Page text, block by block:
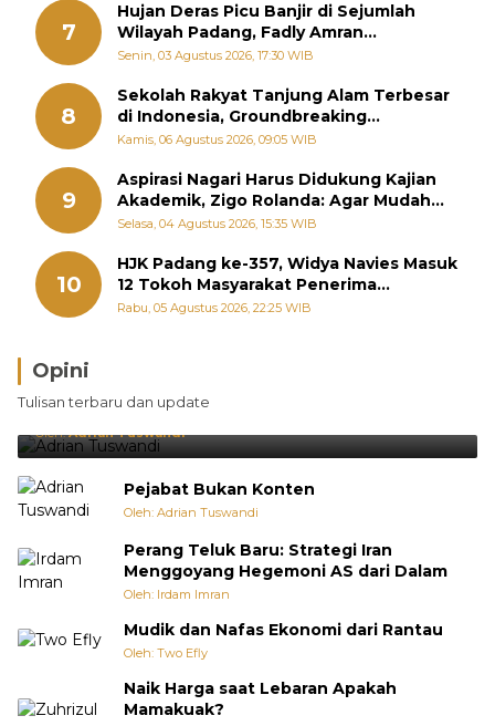
7
Hujan Deras Picu Banjir di Sejumlah
Wilayah Padang, Fadly Amran
Perintahkan OPD Siaga
Senin, 03 Agustus 2026, 17:30 WIB
8
Sekolah Rakyat Tanjung Alam Terbesar
di Indonesia, Groundbreaking
September
Kamis, 06 Agustus 2026, 09:05 WIB
9
Aspirasi Nagari Harus Didukung Kajian
Akademik, Zigo Rolanda: Agar Mudah
Diperjuangkan di Kementerian
Selasa, 04 Agustus 2026, 15:35 WIB
10
HJK Padang ke-357, Widya Navies Masuk
12 Tokoh Masyarakat Penerima
Penghargaan Pemko Padang
Rabu, 05 Agustus 2026, 22:25 WIB
Opini
Tulisan terbaru dan update
Brasil Lebih Diunggulkan, tetapi Jepang Selalu
Punya Cara Membuat Kejutan
Oleh:Adrian Tuswandi
Pejabat Bukan Konten
Oleh: Adrian Tuswandi
Perang Teluk Baru: Strategi Iran
Menggoyang Hegemoni AS dari Dalam
Oleh: Irdam Imran
Mudik dan Nafas Ekonomi dari Rantau
Oleh: Two Efly
Naik Harga saat Lebaran Apakah
Mamakuak?